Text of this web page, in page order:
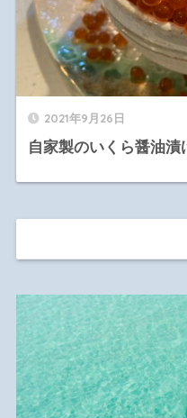
2021年9月26日
自家製のいくら醤油漬